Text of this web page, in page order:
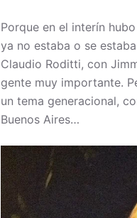
Porque en el interín
ya no estaba o se
Claudio Roditti, con
gente muy importante.
un tema generacional,
Buenos Aires…